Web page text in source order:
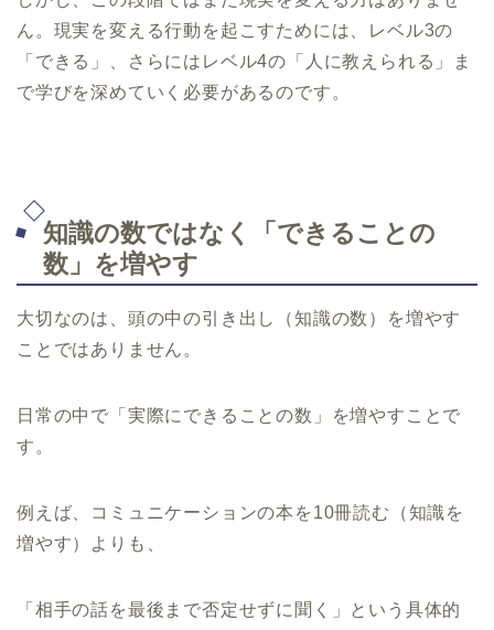
ん。現実を変える行動を起こすためには、レベル3の
「できる」、さらにはレベル4の「人に教えられる」ま
で学びを深めていく必要があるのです。
知識の数ではなく「できることの
数」を増やす
大切なのは、頭の中の引き出し（知識の数）を増やす
ことではありません。
日常の中で「実際にできることの数」を増やすことで
す。
例えば、コミュニケーションの本を10冊読む（知識を
増やす）よりも、
「相手の話を最後まで否定せずに聞く」という具体的